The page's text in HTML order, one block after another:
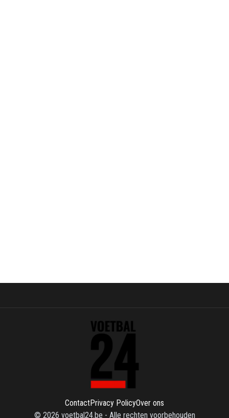
ContactPrivacy PolicyOver ons
© 2026 voetbal24.be - Alle rechten voorbehouden